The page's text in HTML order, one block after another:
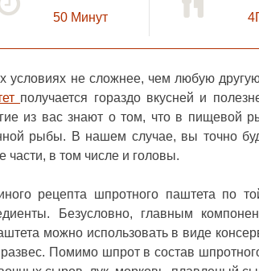
50 Минут
условиях не сложнее, чем любую
получается гораздо вкусней и
из вас знают о том, что в пищевой
рыбы. В нашем случае, вы точно
части, в том числе и головы.
рецепта шпротного паштета по
Безусловно, главным
можно использовать в виде
Помимо шпрот в состав